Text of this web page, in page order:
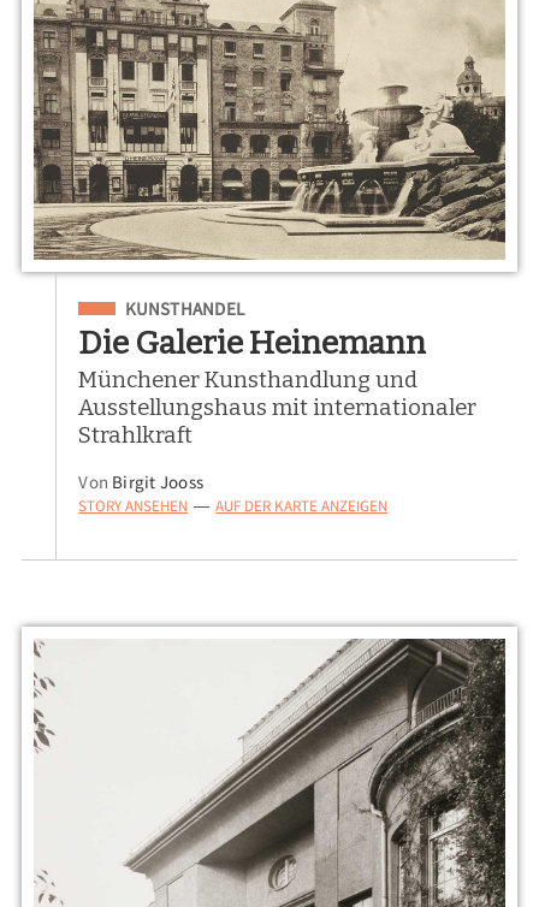
Eingeordnet unter
KUNSTHANDEL
Die Galerie Heinemann
Münchener Kunsthandlung und
Ausstellungshaus mit internationaler
Strahlkraft
Von Birgit Jooss
STORY ANSEHEN — AUF DER KARTE ANZEIGEN